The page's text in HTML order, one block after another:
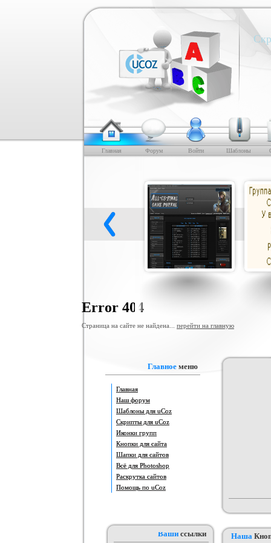
Главная Форум Войти Шаблоны
Шаблон для сайтов музыкальной
Шаблон для Ucoz : Irene
Шаблон
Error 404
Страница на сайте не найдена... перейти на главную
Главное меню
Главная
Наш форум
Шаблоны для uCoz
Скрипты для uCoz
Иконки групп
Кнопки для сайта
Шапки для сайтов
Всё для Photoshop
Раскрутка сайтов
Помощь по uCoz
Ваши ссылки Наша